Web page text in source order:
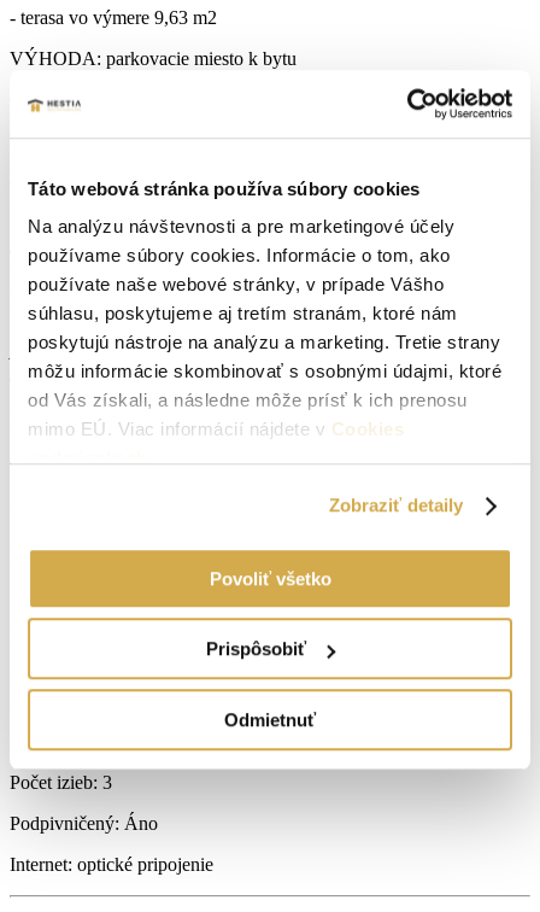
Táto webová stránka používa súbory cookies
Na analýzu návštevnosti a pre marketingové účely
používame súbory cookies. Informácie o tom, ako
používate naše webové stránky, v prípade Vášho
súhlasu, poskytujeme aj tretím stranám, ktoré nám
poskytujú nástroje na analýzu a marketing. Tretie strany
môžu informácie skombinovať s osobnými údajmi, ktoré
od Vás získali, a následne môže prísť k ich prenosu
mimo EÚ. Viac informácií nájdete v Cookies
Zobraziť detaily
Povoliť všetko
Prispôsobiť
Odmietnuť
- terasa vo výmere 9,63 m2
VÝHODA: parkovacie miesto k bytu
Cena bytu v stave HOLOBYT – 99.160,-€ s DPH
V ponuke máme aj iné dispozície a výmery, rozličné podlažia,
voľné!!!
LOKALITA ponúka viacero možností na aktívny oddych v prírode
/cykloturistika, hubárčenie/ Zároveň poskytuje kompletnú občiansku
vybavenosť- škola, škôlka, potraviny, pošta, lekáreň, zdravotné
stredisko. Obec sa nachádza na trase Senica 20 km, Skalica 18 km,
Holíč 10 km, Hodonín 16 km.
Ak Vás ponuka zaujala a máte záujem o bližšie informácie
neváhajte ma kontaktovať na telefónnom čísle – 0907 267674.
Parametre nehnuteľnosti
Typ:Predaj
Druh:3 izbový byt
Rok výstavby:2025
Počet izieb: 3
Podpivničený: Áno
Internet: optické pripojenie